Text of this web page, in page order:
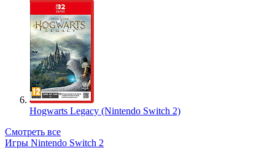
Hogwarts Legacy (Nintendo Switch 2)
Смотреть все
Игры Nintendo Switch 2